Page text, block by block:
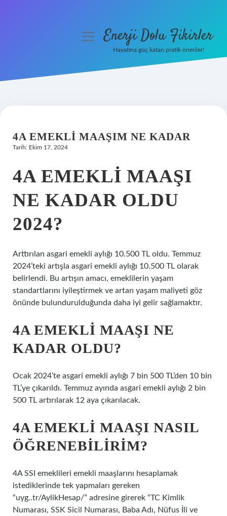
Hakkımızda
menüyüEnerji Dolu Fikirler
Hayatına güç katan pratik öneriler!
4A EMEKLI MAAŞIM NE KADAR
Tarih: Ekim 17, 2024
4A EMEKLI MAAŞI
NE KADAR OLDU
2024?
Arttırılan asgari emekli aylığı 10.500 TL oldu. Temmuz
2024’teki artışla asgari emekli aylığı 10.500 TL olarak
belirlendi. Bu artışın amacı, emeklilerin yaşam
standartlarını iyileştirmek ve artan yaşam maliyeti göz
önünde bulundurulduğunda daha iyi gelir sağlamaktır.
4A EMEKLI MAAŞI NE
KADAR OLDU?
Ocak 2024’te asgari emekli aylığı 7 bin 500 TL’den 10 bin
TL’ye çıkarıldı. Temmuz ayında asgari emekli aylığı 2 bin
500 TL artırılarak 12 aya çıkarılacak.
4A EMEKLI MAAŞI NASIL
ÖĞRENEBILIRIM?
4A SSI emeklileri emekli maaşlarını hesaplamak
istediklerinde tek yapmaları gereken
“uyg..tr/AylikHesap/” adresine girerek “TC Kimlik
Numarası, SSK Sicil Numarası, Baba Adı, Nüfus İli ve